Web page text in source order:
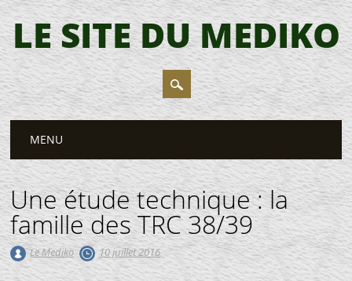
LE SITE DU MEDIKO
Main menu
to
content
MENU
Une étude technique : la
famille des TRC 38/39
Le Mediko 10 juillet 2016